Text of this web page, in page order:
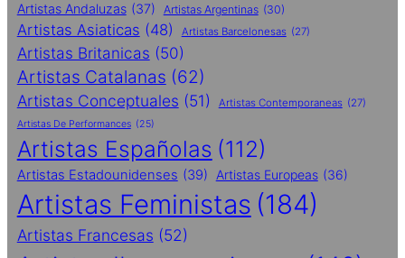
Artistas Andaluzas (37) Artistas Argentinas (30)
Artistas Asiaticas (48) Artistas Barcelonesas (27)
Artistas Britanicas (50)
Artistas Catalanas (62)
Artistas Conceptuales (51) Artistas Contemporaneas (27)
Artistas De Performances (25)
Artistas Españolas (112)
Artistas Estadounidenses (39) Artistas Europeas (36)
Artistas Feministas (184)
Artistas Francesas (52)